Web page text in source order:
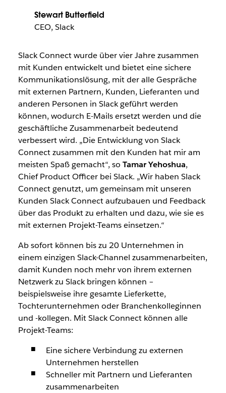
Stewart Butterfield
CEO, Slack
Slack Connect wurde über vier Jahre zusammen
mit Kunden entwickelt und bietet eine sichere
Kommunikationslösung, mit der alle Gespräche
mit externen Partnern, Kunden, Lieferanten und
anderen Personen in Slack geführt werden
können, wodurch E-Mails ersetzt werden und die
geschäftliche Zusammenarbeit bedeutend
verbessert wird. „Die Entwicklung von Slack
Connect zusammen mit den Kunden hat mir am
meisten Spaß gemacht“, so Tamar Yehoshua,
Chief Product Officer bei Slack. „Wir haben Slack
Connect genutzt, um gemeinsam mit unseren
Kunden Slack Connect aufzubauen und Feedback
über das Produkt zu erhalten und dazu, wie sie es
mit externen Projekt-Teams einsetzen.“
Ab sofort können bis zu 20 Unternehmen in
einem einzigen Slack-Channel zusammenarbeiten,
damit Kunden noch mehr von ihrem externen
Netzwerk zu Slack bringen können –
beispielsweise ihre gesamte Lieferkette,
Tochterunternehmen oder Branchenkolleginnen
und -kollegen. Mit Slack Connect können alle
Projekt-Teams:
Eine sichere Verbindung zu externen
Unternehmen herstellen
Schneller mit Partnern und Lieferanten
zusammenarbeiten